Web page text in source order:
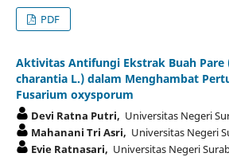
PDF
Aktivitas Antifungi Ekstrak Buah Pare
charantia L.) dalam Menghambat
Fusarium oxysporum
Devi Ratna Putri, Universitas Negeri
Mahanani Tri Asri, Universitas Negeri
Evie Ratnasari, Universitas Negeri